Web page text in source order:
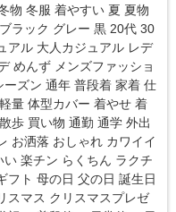
物 冬服 着やすい 夏 夏物
ラック グレー 黒 20代 30
アル 大人カジュアル レデ
めんず メンズファッショ
ズン 通年 普段着 家着 仕
量 体型カバー 着やせ 着
歩 買い物 通勤 通学 外出
お洒落 おしゃれ カワイイ
楽チン らくちん ラクチ
フト 母の日 父の日 誕生日
スマス クリスマスプレゼ